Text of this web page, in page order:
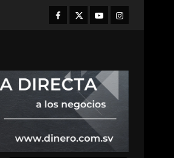
Facebook
TwitterYoutubeInstagram